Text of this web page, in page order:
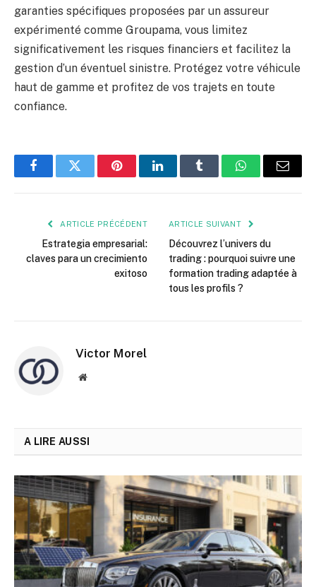
garanties spécifiques proposées par un assureur
expérimenté comme Groupama, vous limitez
significativement les risques financiers et facilitez la
gestion d’un éventuel sinistre. Protégez votre véhicule
haut de gamme et profitez de vos trajets en toute
confiance.
FacebookTwitter PinterestLinkedInTumblr WhatsApp
E-
ARTICLE PRÉCÉDENT
Estrategia empresarial:
claves para un crecimiento
exitoso
ARTICLE SUIVANT
Découvrez l’univers du
trading : pourquoi suivre une
formation trading adaptée à
tous les profils ?
Victor Morel
Site
A LIRE AUSSI